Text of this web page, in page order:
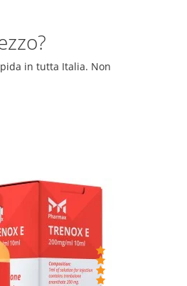
in tutta Italia. Non